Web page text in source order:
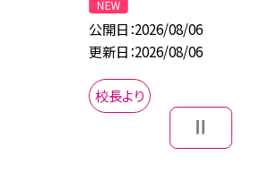
公開日 2026/08/06
更新日 2026/08/06
校長より